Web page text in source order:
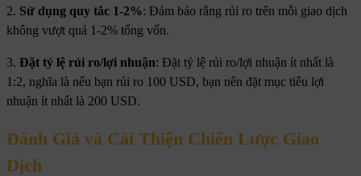
2. Sử dụng quy tắc 1-2%: Đảm bảo rằng rủi ro trên mỗi giao dịch
không vượt quá 1-2% tổng vốn.
3. Đặt tỷ lệ rủi ro/lợi nhuận: Đặt tỷ lệ rủi ro/lợi nhuận ít nhất là
1:2, nghĩa là nếu bạn rủi ro 100 USD, bạn nên đặt mục tiêu lợi
nhuận ít nhất là 200 USD.
Đánh Giá và Cải Thiện Chiến Lược Giao
Dịch